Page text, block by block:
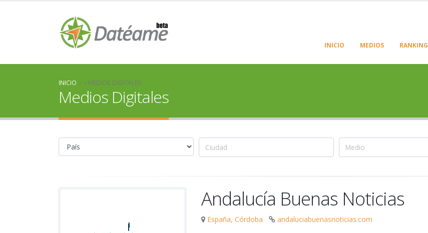
INICIO MEDIOS RANKING
INICIO MEDIOS DIGITALES
Medios Digitales
Andalucía Buenas Noticias
España, Córdoba andaluciabuenasnoticias.com